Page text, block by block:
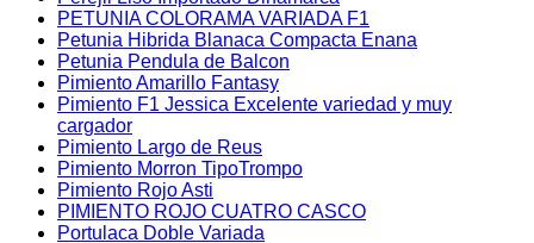
PETUNIA COLORAMA VARIADA F1
Petunia Hibrida Blanaca Compacta Enana
Petunia Pendula de Balcon
Pimiento Amarillo Fantasy
Pimiento F1 Jessica Excelente variedad y muy
cargador
Pimiento Largo de Reus
Pimiento Morron TipoTrompo
Pimiento Rojo Asti
PIMIENTO ROJO CUATRO CASCO
Portulaca Doble Variada